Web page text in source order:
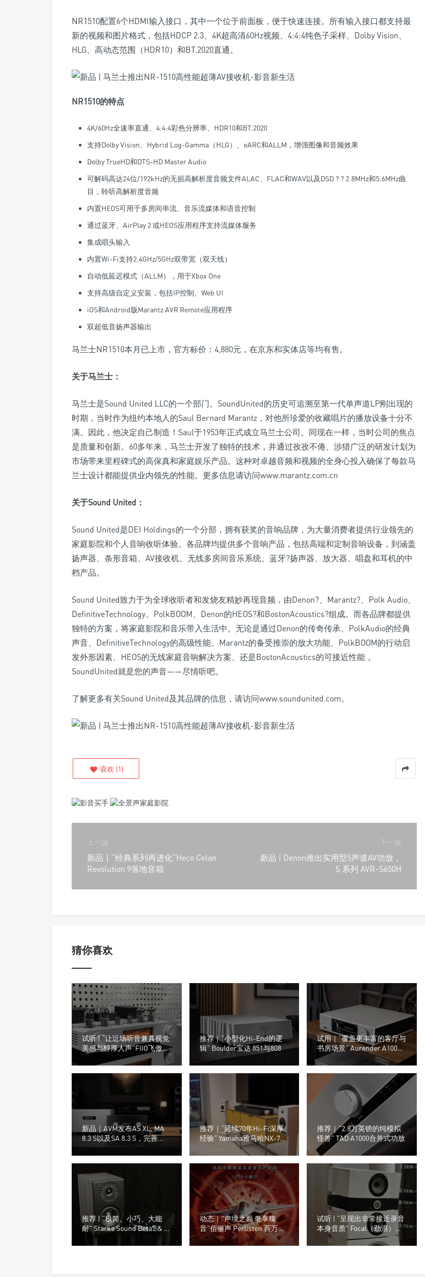
NR1510配置6个HDMI输入接口，其中一个位于前面板，便于快速连接。所有输入接口都支持最
新的视频和图片格式，包括HDCP 2.3、4K超高清60Hz视频、4:4:4纯色子采样、Dolby Vision、
HLG、高动态范围（HDR10）和BT.2020直通。
NR1510的特点
4K/60Hz全速率直通、4:4:4彩色分辨率、HDR10和BT.2020
支持Dolby Vision、Hybrid Log-Gamma（HLG）、eARC和ALLM，增强图像和音频效果
Dolby TrueHD和DTS-HD Master Audio
可解码高达24位/192kHz的无损高解析度音频文件ALAC、FLAC和WAV以及DSD ? ? 2.8MHz和5.6MHz曲
目，聆听高解析度音频
内置HEOS可用于多房间串流、音乐流媒体和语音控制
通过蓝牙、AirPlay 2 或HEOS应用程序支持流媒体服务
集成唱头输入
内置Wi-Fi支持2.4GHz/5GHz双带宽（双天线）
自动低延迟模式（ALLM），用于Xbox One
支持高级自定义安装，包括IP控制、Web UI
iOS和Android版Marantz AVR Remote应用程序
双超低音扬声器输出
马兰士NR1510本月已上市，官方标价：4,880元，在京东和实体店等均有售。
关于马兰士：
马兰士是Sound United LLC的一个部门。SoundUnited的历史可追溯至第一代单声道LP刚出现的
时期，当时作为纽约本地人的Saul Bernard Marantz，对他所珍爱的收藏唱片的播放设备十分不
满。因此，他决定自己制造！Saul于1953年正式成立马兰士公司。同现在一样，当时公司的焦点
是质量和创新。60多年来，马兰士开发了独特的技术，并通过孜孜不倦、涉猎广泛的研发计划为
市场带来里程碑式的高保真和家庭娱乐产品。这种对卓越音频和视频的全身心投入确保了每款马
兰士设计都能提供业内领先的性能。更多信息请访问www.marantz.com.cn
关于Sound United：
Sound United是DEI Holdings的一个分部，拥有获奖的音响品牌，为大量消费者提供行业领先的
家庭影院和个人音响收听体验。各品牌均提供多个音响产品，包括高端和定制音响设备，到涵盖
扬声器、条形音箱、AV接收机、无线多房间音乐系统、蓝牙?扬声器、放大器、唱盘和耳机的中
档产品。
Sound United致力于为全球收听者和发烧友精妙再现音频，由Denon?、Marantz?、Polk Audio、
DefinitiveTechnology、PolkBOOM、Denon的HEOS?和BostonAcoustics?组成。而各品牌都提供
独特的方案，将家庭影院和音乐带入生活中。无论是通过Denon的传奇传承、PolkAudio的经典
声音、DefinitiveTechnology的高级性能、Marantz的备受推崇的放大功能、PolkBOOM的行动启
发外形因素、HEOS的无线家庭音响解决方案、还是BostonAcoustics的可接近性能，
SoundUnited就是您的声音——尽情听吧。
了解更多有关Sound United及其品牌的信息，请访问www.soundunited.com。
喜欢 (1)
上一篇
新品丨“经典系列再进化”Heco Celan
Revolution 9落地音箱
下一篇
新品 | Denon推出实用型5声道AV功放，
S 系列 AVR-S650H
猜你喜欢
试听 | “让近场听音兼具视觉
美感与醇厚人声”FIIO飞傲
EA13电子管功率放大器
推荐｜“小型化Hi-End的逻
辑” Boulder宝达 851与808
试用｜“覆盖更丰富的客厅与
书房场景” Aurender A1000
数字音乐播放器
新品｜AVM发布AS XL, MA
8.3 S以及SA 8.3 S，完善
Ovation S系列产品线
推荐｜“延续70年Hi-Fi深厚
经验” Yamaha雅马哈NX-70A
有源无线音箱
推荐｜“2.8万英镑的纯模拟
怪兽” TAD A1000合并式功放
推荐 | “极简、小巧、大能
耐” Starke Sound Beta5 & 定
制版Eversolo艾索洛Play音
响组合
动态｜”声境之巅 奢享臻
音”佰俪声 Perlisten 百万级
全景声系统亮相 2026 北京国
际音响展
试听 | “呈现出非常接近录音
本身音质” Focal（劲浪）
Stella Utopia EM Evo落地音
箱